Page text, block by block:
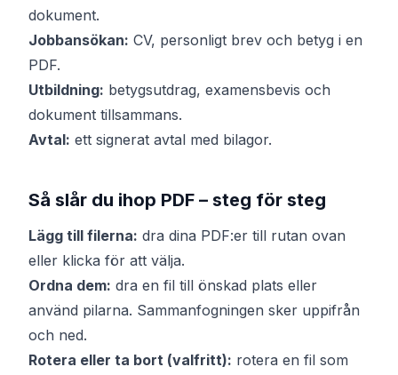
dokument.
Jobbansökan: CV, personligt brev och betyg i en
PDF.
Utbildning: betygsutdrag, examensbevis och
dokument tillsammans.
Avtal: ett signerat avtal med bilagor.
Så slår du ihop PDF – steg för steg
Lägg till filerna: dra dina PDF:er till rutan ovan
eller klicka för att välja.
Ordna dem: dra en fil till önskad plats eller
använd pilarna. Sammanfogningen sker uppifrån
och ned.
Rotera eller ta bort (valfritt): rotera en fil som